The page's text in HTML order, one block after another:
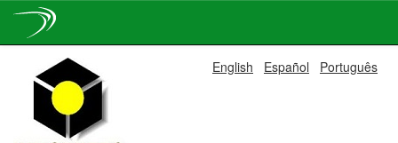
navigation
English Español Português